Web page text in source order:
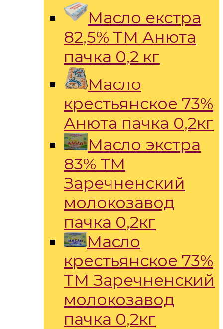
Масло екстра
82,5% ТМ Анюта
пачка 0,2 кг
Масло
крестьянское 73%
Анюта пачка 0,2кг
Масло экстра
83% ТМ
Заречненский
молокозавод
пачка 0,2кг
Масло
крестьянское 73%
ТМ Заречненский
молокозавод
пачка 0,2кг